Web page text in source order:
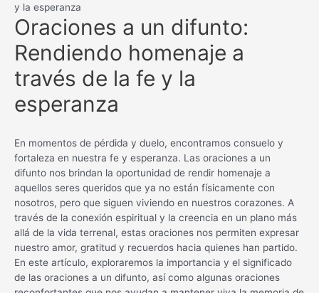
y la esperanza
Oraciones a un difunto:
Rendiendo homenaje a
través de la fe y la
esperanza
En momentos de pérdida y duelo, encontramos consuelo y
fortaleza en nuestra fe y esperanza. Las oraciones a un
difunto nos brindan la oportunidad de rendir homenaje a
aquellos seres queridos que ya no están físicamente con
nosotros, pero que siguen viviendo en nuestros corazones. A
través de la conexión espiritual y la creencia en un plano más
allá de la vida terrenal, estas oraciones nos permiten expresar
nuestro amor, gratitud y recuerdos hacia quienes han partido.
En este artículo, exploraremos la importancia y el significado
de las oraciones a un difunto, así como algunas oraciones